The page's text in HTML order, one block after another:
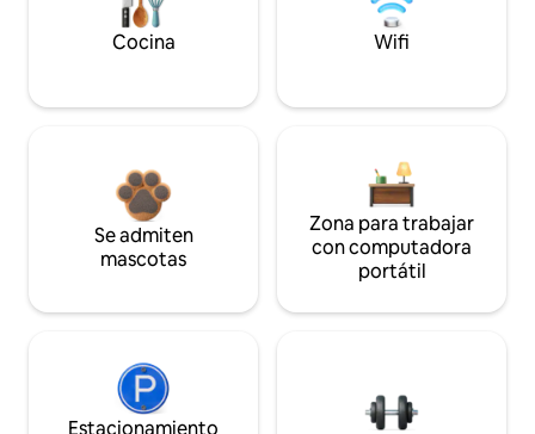
Cocina Wifi
Se admiten
mascotas
Zona para trabajar
con computadora
portátil
Estacionamiento